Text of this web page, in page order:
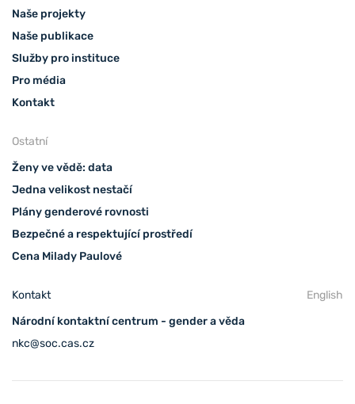
Naše projekty
Naše publikace
Služby pro instituce
Pro média
Kontakt
Ostatní
Ženy ve vědě: data
Jedna velikost nestačí
Plány genderové rovnosti
Bezpečné a respektující prostředí
Cena Milady Paulové
Kontakt
English
Národní kontaktní centrum - gender a věda
nkc@soc.cas.cz